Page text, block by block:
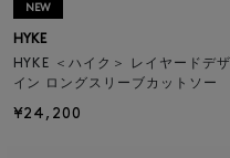
NEW
HYKE
HYKE ＜ハイク＞ レイヤードデザ
イン ロングスリーブカットソー
¥24,200